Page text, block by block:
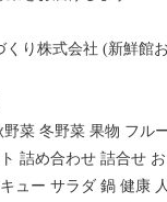
くり株式会社 (新鮮館
菜 冬野菜 果物 フル
詰め合わせ 詰合せ
ュー サラダ 鍋 健康